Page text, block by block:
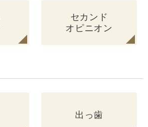
セカンド
オピニオン
出っ歯